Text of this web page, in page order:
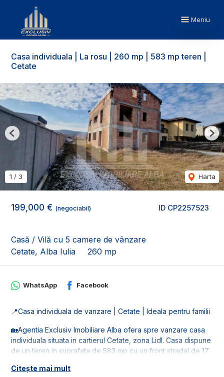
Meniu
Casa individuala | La rosu | 260 mp | 583 mp teren |
Cetate
ID CP2257523
199,000 € (negociabil)
Casă / Vilă cu 5 camere de vânzare
Cetate, Alba Iulia
260 mp
1 / 3 Harta
Previous
WhatsApp Facebook
📍Casa individuala de vanzare | Cetate | Ideala pentru familii
🏡Agentia Exclusiv Imobiliare Alba ofera spre vanzare casa
individuala situata in cartierul Cetate, zona Lidl. Casa dispune
de un teren in suprafata de 583 mp cu un front stradal de 17
Citește mai mult